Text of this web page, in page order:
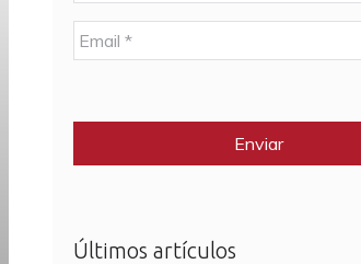
m
b
r
E
m
l
Últimos artículos